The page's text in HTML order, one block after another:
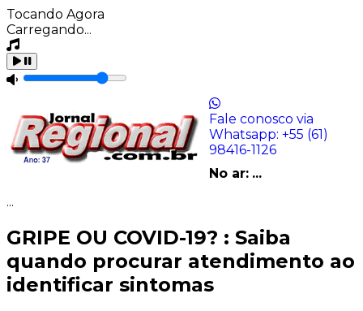
Tocando Agora
Carregando...
Fale conosco via
Whatsapp: +55 (61)
98416-1126
No ar: ...
...
GRIPE OU COVID-19? : Saiba
quando procurar atendimento ao
identificar sintomas